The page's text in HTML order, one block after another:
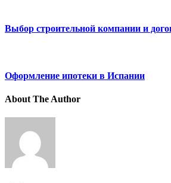
Выбор строительной компании и
Оформление ипотеки в Испании
About The Author